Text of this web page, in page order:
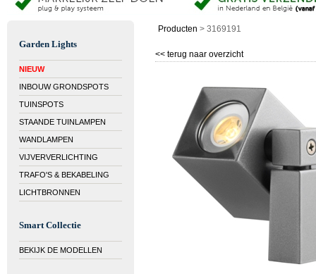
Garden Lights
NIEUW
INBOUW GRONDSPOTS
TUINSPOTS
STAANDE TUINLAMPEN
WANDLAMPEN
VIJVERVERLICHTING
TRAFO'S & BEKABELING
LICHTBRONNEN
Smart Collectie
BEKIJK DE MODELLEN
Producten > 3169191
<< terug naar overzicht